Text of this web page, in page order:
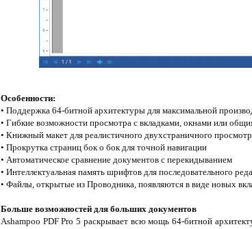
Особенности:
• Поддержка 64-битной архитектуры для максимальной
• Гибкие возможности просмотра с вкладками, окнами или
• Книжный макет для реалистичного двухстраничного
• Прокрутка страниц бок о бок для точной навигации
• Автоматическое сравнение документов с перекидыванием
• Интеллектуальная память шрифтов для последовательного
• Файлы, открытые из Проводника, появляются в виде новых
Больше возможностей для больших документов
Ashampoo PDF Pro 5 раскрывает всю мощь 64-битной